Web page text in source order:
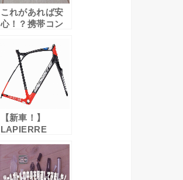
これがあれば安
心！？携帯コン
「TOPEAK
“Mini 20 Pro”」
購入！
【新車！】
LAPIERRE
ULTIMATE
SL”購入しまし
た！【借金生